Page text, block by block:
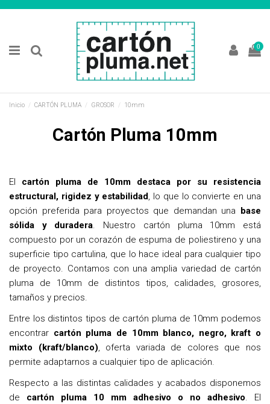
0
Inicio CARTÓN PLUMA GROSOR 10mm
Cartón Pluma 10mm
El cartón pluma de 10mm destaca por su resistencia
estructural, rigidez y estabilidad, lo que lo convierte en una
opción preferida para proyectos que demandan una base
sólida y duradera. Nuestro cartón pluma 10mm está
compuesto por un corazón de espuma de poliestireno y una
superficie tipo cartulina, que lo hace ideal para cualquier tipo
de proyecto. Contamos con una amplia variedad de cartón
pluma de 10mm de distintos tipos, calidades, grosores,
tamaños y precios.
Entre los distintos tipos de cartón pluma de 10mm podemos
encontrar cartón pluma de 10mm blanco, negro, kraft o
mixto (kraft/blanco), oferta variada de colores que nos
permite adaptarnos a cualquier tipo de aplicación.
Respecto a las distintas calidades y acabados disponemos
de cartón pluma 10 mm adhesivo o no adhesivo. El